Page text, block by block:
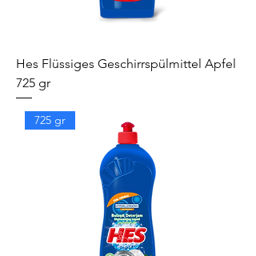
Hes Flüssiges Geschirrspülmittel Apfel
725 gr
725 gr